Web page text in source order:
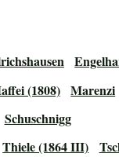
(1808) Marenzi
Schuschnigg
Thiele (1864 III)